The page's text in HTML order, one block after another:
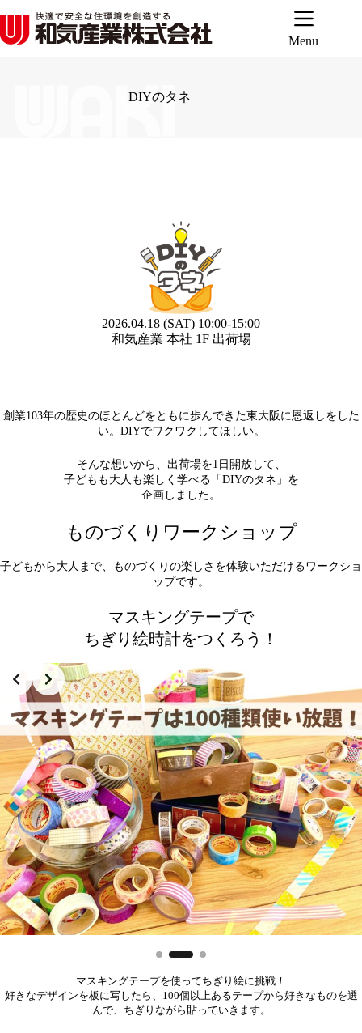
テ
Menu
DIYのタネ
2026.04.18 (SAT) 10:00-15:00
和気産業 本社 1F 出荷場
創業103年の歴史のほとんどをともに歩んできた東大阪に恩返しをした
い。DIYでワクワクしてほしい。
そんな想いから、出荷場を1日開放して、
子どもも大人も楽しく学べる「DIYのタネ」を
企画しました。
ものづくりワークショップ
子どもから大人まで、ものづくりの楽しさを体験いただけるワークショ
ップです。
マスキングテープで
ちぎり絵時計をつくろう！
Slide 2 of 3
マスキングテープを使ってちぎり絵に挑戦！
好きなデザインを板に写したら、100個以上あるテープから好きなものを選
んで、ちぎりながら貼っていきます。